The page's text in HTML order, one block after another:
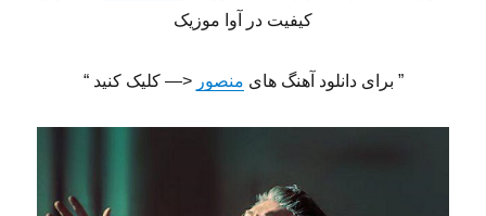
کیفیت در آوا موزیک
” برای دانلود آهنگ های منصور <— کلیک کنید “